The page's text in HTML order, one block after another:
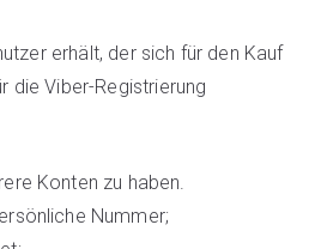
erhält, der sich für den Kauf
die Viber-Registrierung
Konten zu haben.
Nummer;